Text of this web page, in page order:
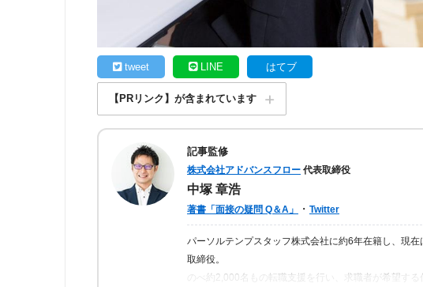
tweet LINE はてブ
【PRリンク】が含まれています
記事監修
株式会社アドバンスフロー 代表取締役
中塚 章浩
著書「面接の疑問 Q＆A」 ・ Twitter
パーソルテンプスタッフ株式会社に約6年在籍し、現
取締役。
のべ約2,000名もの転職支援を行い、求職者が希望す